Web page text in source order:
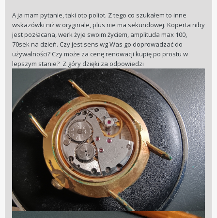
A ja mam pytanie, taki oto poliot. Z tego co szukałem to inne
wskazówki niż w oryginale, plus nie ma sekundowej. Koperta niby
jest pozłacana, werk żyje swoim życiem, amplituda max 100,
70sek na dzień. Czy jest sens wg Was go doprowadzać do
używalności? Czy może za cenę renowacji kupię po prostu w
lepszym stanie? Z góry dzięki za odpowiedzi